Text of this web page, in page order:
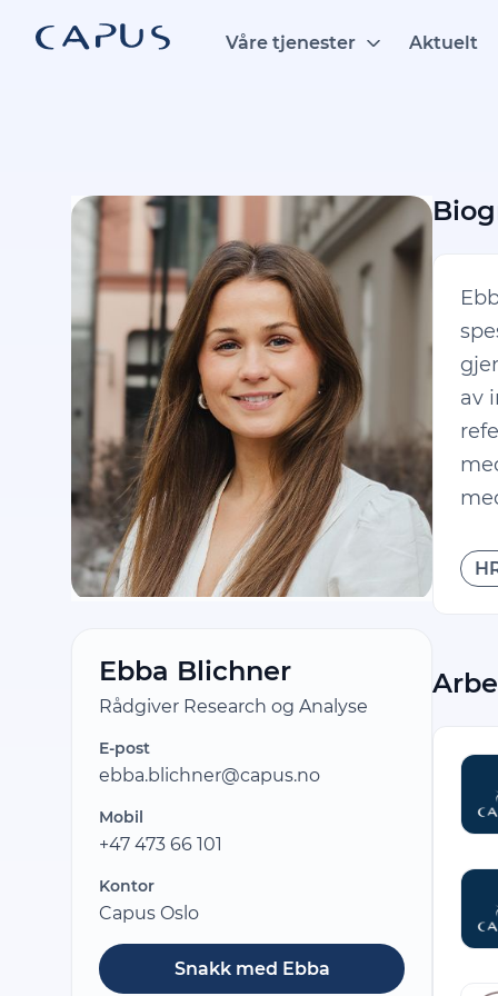
innhold
Våre tjenester Aktuelt
Ebba Blichner
Rådgiver Research og Analyse
E-post
ebba.blichner@capus.no
Mobil
+47 473 66 101
Kontor
Capus Oslo
Snakk med Ebba
av